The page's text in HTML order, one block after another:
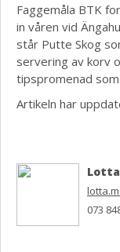
Faggemåla BTK
in våren vid
står Putte Skog
servering av korv
tipspromenad
Artikeln har
073